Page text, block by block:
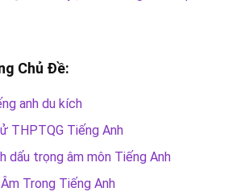
Chủ Đề:
anh du kích
THPTQG Tiếng Anh
dấu trọng âm môn Tiếng Anh
Trong Tiếng Anh